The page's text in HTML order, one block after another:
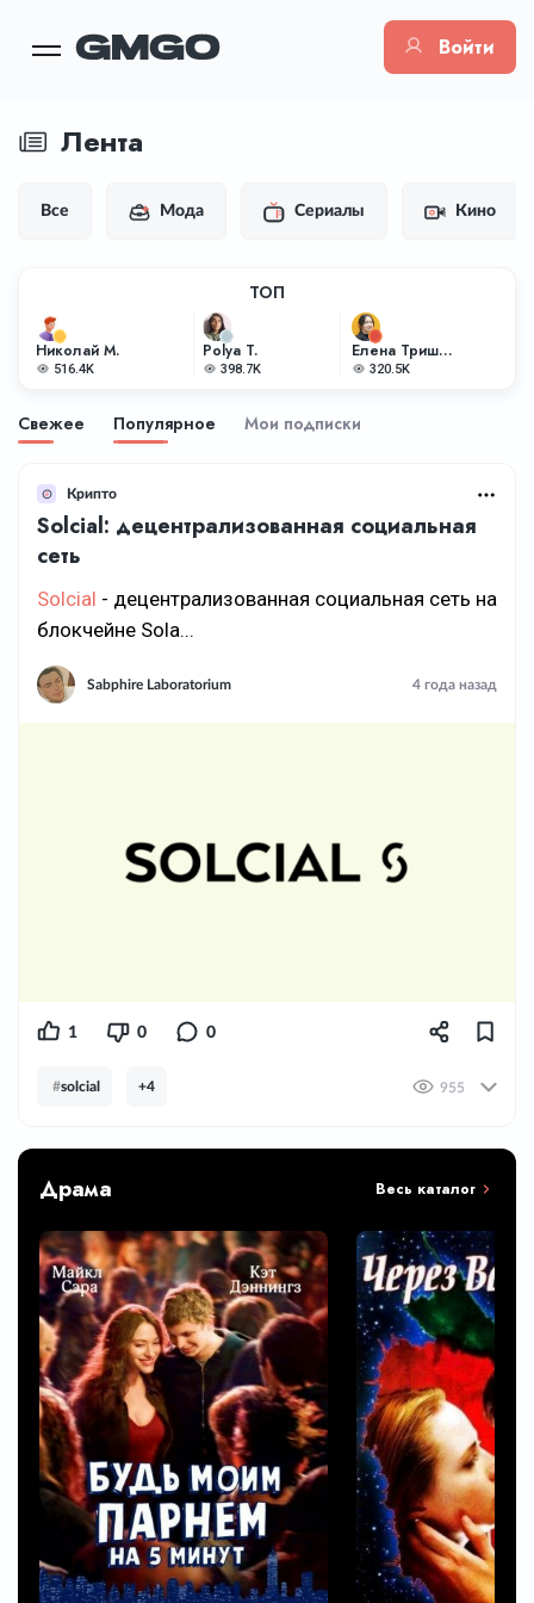
Войти
Лента
Все Мода Сериалы Кино
ТОП
Николай М.
516.4K
Polya T.
398.7K
Елена Тришкина
320.5K
Свежее Популярное Мои подписки
Крипто
Solcial: децентрализованная социальная
сеть
Solcial - децентрализованная социальная сеть на
блокчейне Sola...
Sabphire Laboratorium 4 года назад
1 0 0
#solcial +4 955
Драма Весь каталог